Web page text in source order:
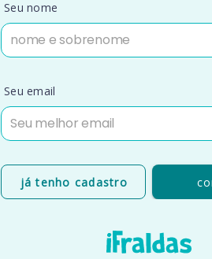
Seu nome
Seu email
já tenho cadastro